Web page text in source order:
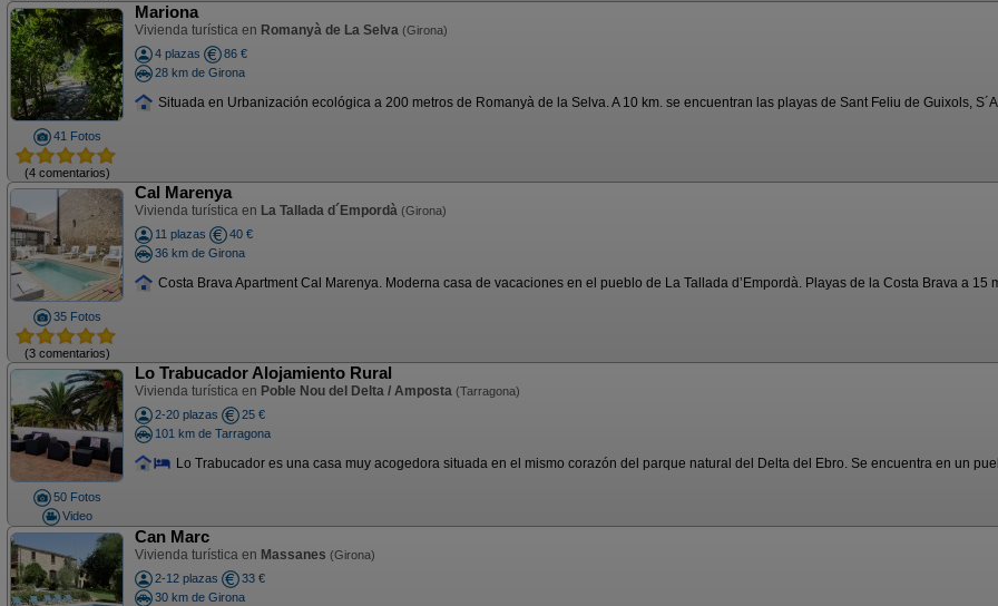
41 Fotos
(4 comentarios)
Mariona
Vivienda turística en Romanyà de La Selva (Girona)
4 plazas
86 €
28 km de Girona
Situada en Urbanización ecológica a 200 metros de Romanyà de la Selva. A 10 km. se encuentran las playas de Sant Feliu de Guixols,
35 Fotos
(3 comentarios)
Cal Marenya
Vivienda turística en La Tallada d´Empordà (Girona)
11 plazas
40 €
36 km de Girona
Costa Brava Apartment Cal Marenya. Moderna casa de vacaciones en el pueblo de La Tallada d’Empordà. Playas de la Costa Brava a 15
50 Fotos
Video
Lo Trabucador Alojamiento Rural
Vivienda turística en Poble Nou del Delta / Amposta (Tarragona)
2-20 plazas
25 €
101 km de Tarragona
Lo Trabucador es una casa muy acogedora situada en el mismo corazón del parque natural del Delta del Ebro. Se encuentra en un
Can Marc
Vivienda turística en Massanes (Girona)
2-12 plazas
33 €
30 km de Girona